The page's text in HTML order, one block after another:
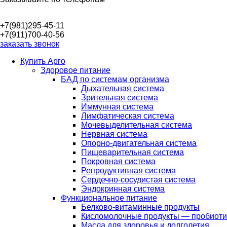
+7(981)295-45-11
+7(911)700-40-56
заказать звонок
Купить Арго
Здоровое питание
БАД по системам организма
Дыхательная система
Зрительная система
Иммунная система
Лимфатическая система
Мочевыделительная система
Нервная система
Опорно-двигательная система
Пищеварительная система
Покровная система
Репродуктивная система
Сердечно-сосудистая система
Эндокринная система
Функциональное питание
Белково-витаминные продукты
Кисломолочные продукты —
Масла для здоровья и долголетия